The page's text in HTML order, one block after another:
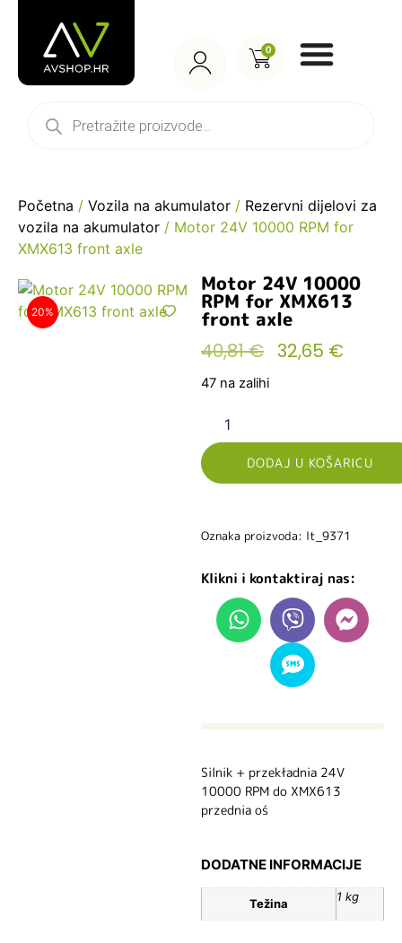
0
Početna / Vozila na akumulator / Rezervni dijelovi za
vozila na akumulator / Motor 24V 10000 RPM for
XMX613 front axle
20%
Motor 24V 10000
RPM for XMX613
front axle
40,81€ 32,65 €
47 na zalihi
DODAJ U KOŠARICU
Oznaka proizvoda: lt_9371
Klikni i kontaktiraj nas:
Silnik + przekładnia 24V
10000 RPM do XMX613
przednia oś
DODATNE INFORMACIJE
Težina 1 kg